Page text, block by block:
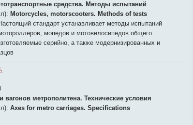
средства. Методы испытаний
Motorcycles, motorscooters. Methods of tests
стандарт устанавливает методы испытаний
мопедов и мотовелосипедов общего
серийно, а также модернизированных и
вагонов метрополитена. Технические условия
Axes for metro carriages. Specifications